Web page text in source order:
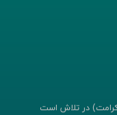
در تلاش است